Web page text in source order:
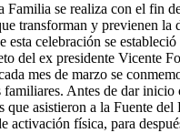
Familia se realiza con el fin
transforman y previenen la
esta celebración se
del ex presidente Vicente
mes de marzo se
familiares. Antes de dar inicio
que asistieron a la Fuente del
activación física, para